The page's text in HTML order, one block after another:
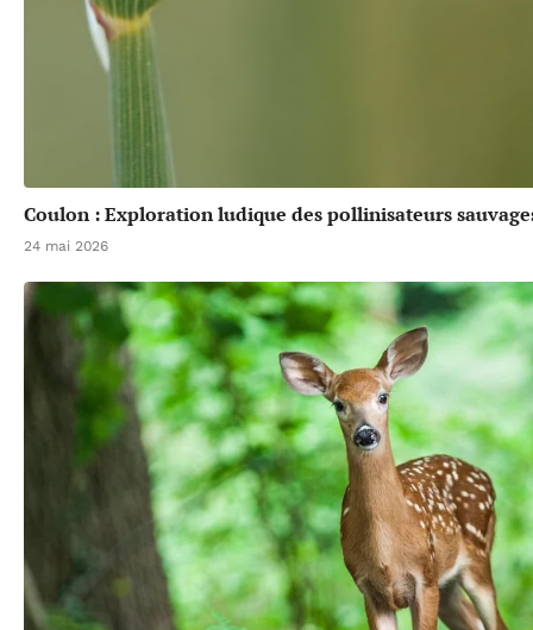
Coulon : Exploration ludique des pollinisateurs
24 mai 2026